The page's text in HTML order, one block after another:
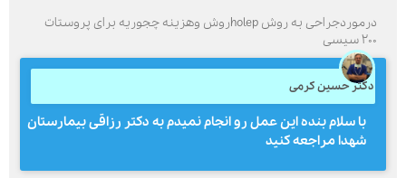
درموردجراحی به روش holepروش وهزینه چجوریه برای پروستات
۲۰۰ سیسی
دکتر حسین کرمی
با سلام بنده این عمل رو انجام نمیدم به دکتر رزاقی بیمارستان
شهدا مراجعه کنید